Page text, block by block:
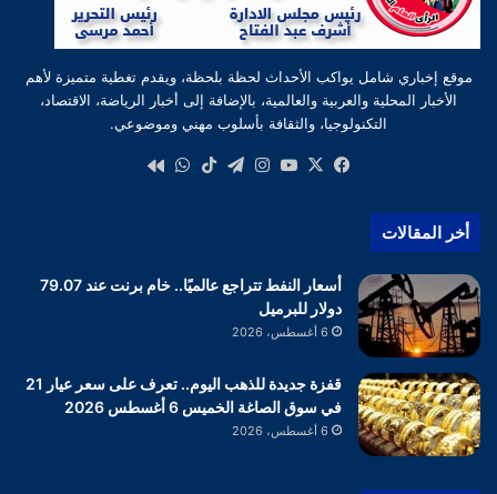
موقع إخباري شامل يواكب الأحداث لحظة بلحظة، ويقدم تغطية متميزة لأهم
الأخبار المحلية والعربية والعالمية، بالإضافة إلى أخبار الرياضة، الاقتصاد،
التكنولوجيا، والثقافة بأسلوب مهني وموضوعي.
فيسبوك
‫X
‫YouTube
انستقرام
تيلقرام‫TikTokواتساب
أخر المقالات
أسعار النفط تتراجع عالميًا.. خام برنت عند 79.07
دولار للبرميل
6 أغسطس، 2026
قفزة جديدة للذهب اليوم.. تعرف على سعر عيار 21
في سوق الصاغة الخميس 6 أغسطس 2026
6 أغسطس، 2026